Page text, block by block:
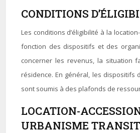
CONDITIONS
Les conditions d’éligibilité à la
fonction des dispositifs et des
concerner les revenus, la situation
résidence. En général, les dispositifs
sont soumis à des plafonds de
LOCATION-
URBANISME